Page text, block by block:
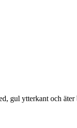
gul ytterkant och